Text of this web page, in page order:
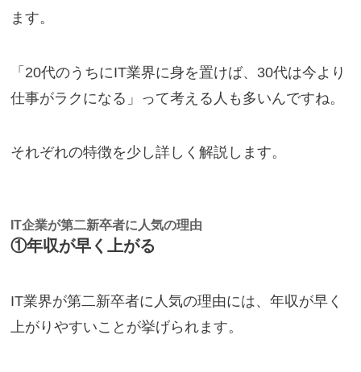
ます。
「20代のうちにIT業界に身を置けば、30代は今より
仕事がラクになる」って考える人も多いんですね。
それぞれの特徴を少し詳しく解説します。
IT企業が第二新卒者に人気の理由
①年収が早く上がる
IT業界が第二新卒者に人気の理由には、年収が早く
上がりやすいことが挙げられます。